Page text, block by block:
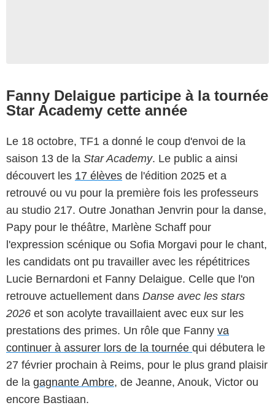
Fanny Delaigue participe à la tournée
Star Academy cette année
Le 18 octobre, TF1 a donné le coup d'envoi de la
saison 13 de la Star Academy. Le public a ainsi
découvert les 17 élèves de l'édition 2025 et a
retrouvé ou vu pour la première fois les professeurs
au studio 217. Outre Jonathan Jenvrin pour la danse,
Papy pour le théâtre, Marlène Schaff pour
l'expression scénique ou Sofia Morgavi pour le chant,
les candidats ont pu travailler avec les répétitrices
Lucie Bernardoni et Fanny Delaigue. Celle que l'on
retrouve actuellement dans Danse avec les stars
2026 et son acolyte travaillaient avec eux sur les
prestations des primes. Un rôle que Fanny va
continuer à assurer lors de la tournée qui débutera le
27 février prochain à Reims, pour le plus grand plaisir
de la gagnante Ambre, de Jeanne, Anouk, Victor ou
encore Bastiaan.